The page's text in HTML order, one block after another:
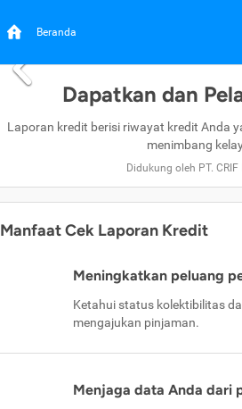
Beranda
Dapatkan dan
Laporan kredit berisi riwayat kredit Anda
menimbang
Didukung oleh PT.
Manfaat Cek Laporan Kredit
Meningkatkan peluang
Ketahui status kolektibilitas
mengajukan pinjaman.
Menjaga data Anda dari